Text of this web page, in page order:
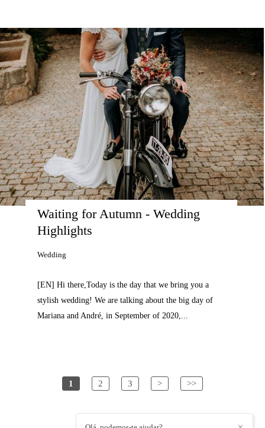
Waiting for Autumn - Wedding
Highlights
Wedding
[EN] Hi there,Today is the day that we bring you a
stylish wedding! We are talking about the big day of
Mariana and André, in September of 2020,...
1 2 3 > >>